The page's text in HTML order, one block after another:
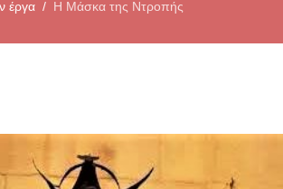
έργα Η Μάσκα της Ντροπής